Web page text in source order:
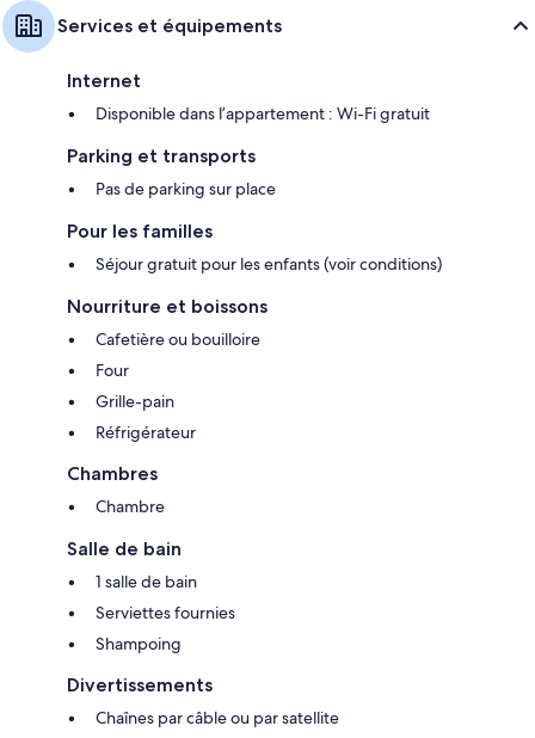
Services et équipements
Internet
Disponible dans l’appartement : Wi-Fi gratuit
Parking et transports
Pas de parking sur place
Pour les familles
Séjour gratuit pour les enfants (voir conditions)
Nourriture et boissons
Cafetière ou bouilloire
Four
Grille-pain
Réfrigérateur
Chambres
Chambre
Salle de bain
1 salle de bain
Serviettes fournies
Shampoing
Divertissements
Chaînes par câble ou par satellite